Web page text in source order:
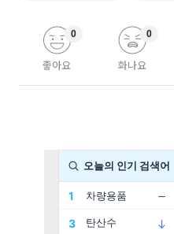
좋아요
0
화나요
0